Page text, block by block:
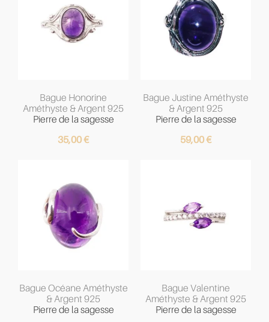
Bague Honorine
Améthyste & Argent 925
Pierre de la sagesse
35,00€
Bague Justine Améthyste
& Argent 925
Pierre de la sagesse
59,00€
Bague Océane Améthyste
& Argent 925
Pierre de la sagesse
Bague Valentine
Améthyste & Argent 925
Pierre de la sagesse